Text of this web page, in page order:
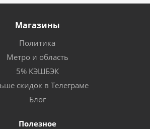
Магазины
Политика
Метро и область
5% КЭШБЭК
скидок в Телеграме
Блог
Полезное